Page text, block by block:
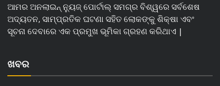
ଆମର ଅନଲାଇନ୍ ନ୍ୟୁଜ୍ ପୋର୍ଟାଲ୍ ସମଗ୍ର ବିଶ୍ୱରେ ସର୍ବଶେଷ
ଅଦ୍ୟତନ, ସାମ୍ପ୍ରତିକ ଘଟଣା ସହିତ ଲୋକଙ୍କୁ ଶିକ୍ଷା ଏବଂ
ସୂଚନା ଦେବାରେ ଏକ ପ୍ରମୁଖ ଭୂମିକା ଗ୍ରହଣ କରିଥାଏ |
ଖବର